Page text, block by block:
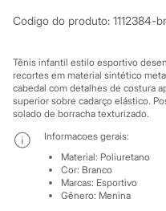
Sandálias
Sapatilhas
Marcas
City
Clock House
Mindset
Sawary
Yessica
Moda esportiva
Acessórios
Blusas
Calçados
Codigo do produto: 1112384-
Tênis infantil estilo esportivo
recortes em material sintético
cabedal com detalhes de costura
superior sobre cadarço elástico.
solado de borracha texturizado.
Informacoes gerais:
Material: Poliuretano
Cor: Branco
Marcas: Esportivo
Gênero: Menina